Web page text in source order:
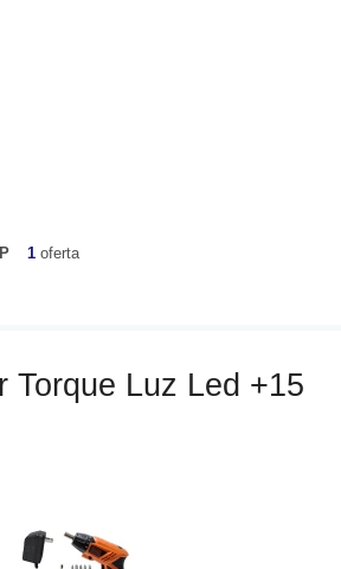
1 oferta
Torque Luz Led +15